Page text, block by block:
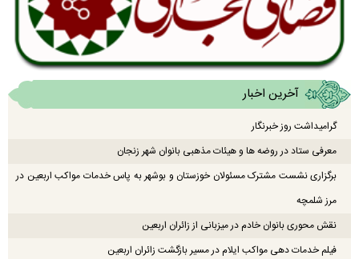
آخرین اخبار
گرامیداشت روز خبرنگار
معرفی ستاد در روضه ها و هیئات مذهبی بانوان شهر زنجان
برگزاری نشست مشترک مسئولان خوزستان و بوشهر به پاس خدمات مواکب اربعین در
مرز شلمچه
نقش محوری بانوان خادم در میزبانی از زائران اربعین
فیلم خدمات دهی مواکب ایلام در مسیر بازگشت زائران اربعین